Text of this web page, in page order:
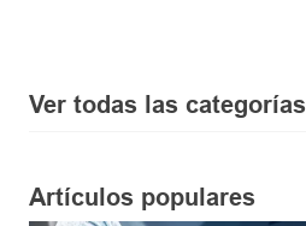
Ver todas las categorías
Artículos populares